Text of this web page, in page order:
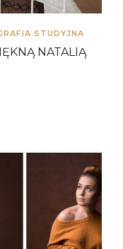
STUDYJNA
NATALIĄ